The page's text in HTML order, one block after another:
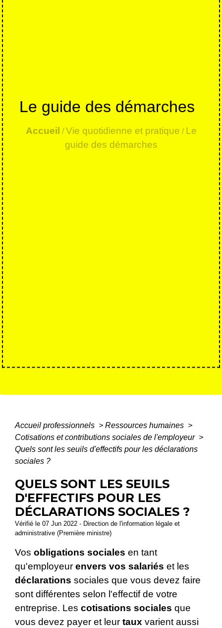
Le guide des démarches
Accueil /Vie quotidienne et pratique / Le
guide des démarches
Accueil professionnels > Ressources humaines >
Cotisations et contributions sociales de l'employeur >
Quels sont les seuils d'effectifs pour les déclarations
sociales ?
QUELS SONT LES SEUILS
D'EFFECTIFS POUR LES
DÉCLARATIONS SOCIALES ?
Vérifié le 07 Jun 2022 - Direction de l'information légale et
administrative (Première ministre)
Vos obligations sociales en tant
qu'employeur envers vos salariés et les
déclarations sociales que vous devez faire
sont différentes selon l'effectif de votre
entreprise. Les cotisations sociales que
vous devez payer et leur taux varient aussi